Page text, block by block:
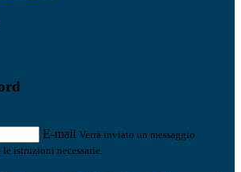
E-mail Verrà inviato un messaggio
istruzioni necessarie.